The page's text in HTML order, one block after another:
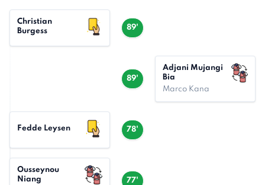
89'
Christian
Burgess
89'
Adjani Mujangi
Bia
Marco Kana
78'
Fedde Leysen
77'
Ousseynou
Niang